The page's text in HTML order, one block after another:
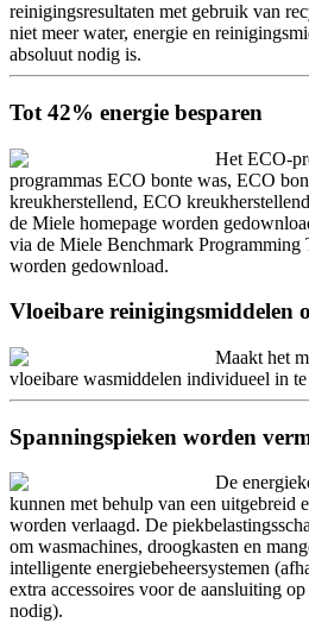
reinigingsresultaten met gebruik van
niet meer water, energie en
absoluut nodig is.
Tot 42% energie besparen
Het ECO-
programmas ECO bonte was, ECO
kreukherstellend, ECO
de Miele homepage worden
via de Miele Benchmark Programming
worden gedownload.
Vloeibare reinigingsmiddelen
Maakt het
vloeibare wasmiddelen individueel in te
Spanningspieken worden
De
kunnen met behulp van een uitgebreid
worden verlaagd. De
om wasmachines, droogkasten en
intelligente energiebeheersystemen
extra accessoires voor de aansluiting
nodig).